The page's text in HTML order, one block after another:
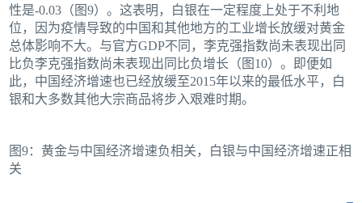
性是-0.03（图9）。这表明，白银在一定程度上处于不利地
位，因为疫情导致的中国和其他地方的工业增长放缓对黄金
总体影响不大。与官方GDP不同，李克强指数尚未表现出同
比负李克强指数尚未表现出同比负增长（图10）。即便如
此，中国经济增速也已经放缓至2015年以来的最低水平，白
银和大多数其他大宗商品将步入艰难时期。
图9：黄金与中国经济增速负相关，白银与中国经济增速正相
关